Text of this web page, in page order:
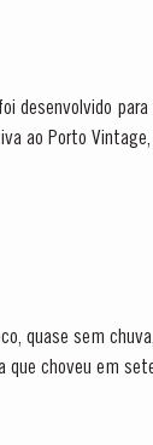
desenvolvido
ao Porto
quase sem
choveu em